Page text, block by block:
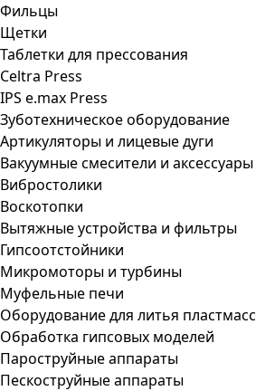
Фильцы
Щетки
Таблетки для прессования
Celtra Press
IPS e.max Press
Зуботехническое оборудование
Артикуляторы и лицевые дуги
Вакуумные смесители и аксессуары
Вибростолики
Воскотопки
Вытяжные устройства и фильтры
Гипсоотстойники
Микромоторы и турбины
Муфельные печи
Оборудование для литья пластмасс
Обработка гипсовых моделей
Пароструйные аппараты
Пескоструйные аппараты